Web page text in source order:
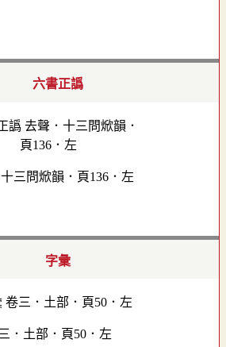
六書正譌
三問焮韻．頁136．左
字彙
．土部．頁50．左